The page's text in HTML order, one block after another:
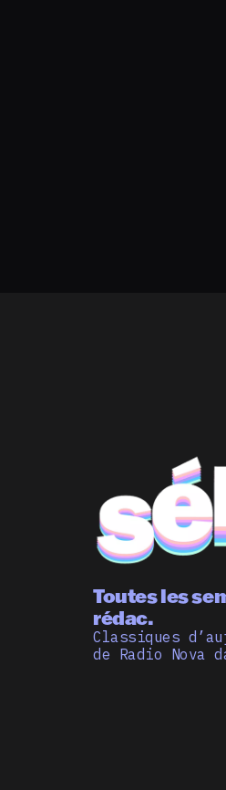
Toutes les
rédac.
Classiques
de Radio